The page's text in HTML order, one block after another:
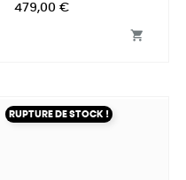
Prix
479,00 €

RUPTURE DE STOCK !